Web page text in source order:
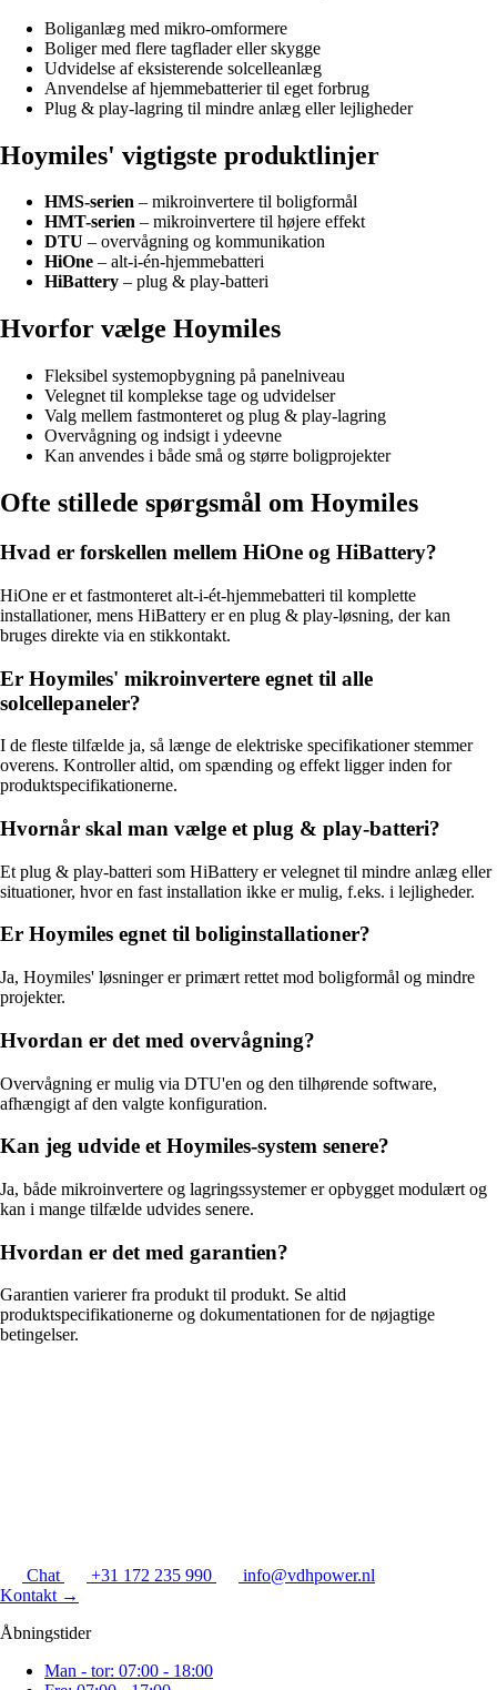
Boliganlæg med mikro-omformere
Boliger med flere tagflader eller skygge
Udvidelse af eksisterende solcelleanlæg
Anvendelse af hjemmebatterier til eget forbrug
Plug & play-lagring til mindre anlæg eller lejligheder
Hoymiles' vigtigste produktlinjer
HMS-serien – mikroinvertere til boligformål
HMT-serien – mikroinvertere til højere effekt
DTU – overvågning og kommunikation
HiOne – alt-i-én-hjemmebatteri
HiBattery – plug & play-batteri
Hvorfor vælge Hoymiles
Fleksibel systemopbygning på panelniveau
Velegnet til komplekse tage og udvidelser
Valg mellem fastmonteret og plug & play-lagring
Overvågning og indsigt i ydeevne
Kan anvendes i både små og større boligprojekter
Ofte stillede spørgsmål om Hoymiles
Hvad er forskellen mellem HiOne og HiBattery?
HiOne er et fastmonteret alt-i-ét-hjemmebatteri til komplette
installationer, mens HiBattery er en plug & play-løsning, der kan
bruges direkte via en stikkontakt.
Er Hoymiles' mikroinvertere egnet til alle
solcellepaneler?
I de fleste tilfælde ja, så længe de elektriske specifikationer stemmer
overens. Kontroller altid, om spænding og effekt ligger inden for
produktspecifikationerne.
Hvornår skal man vælge et plug & play-batteri?
Et plug & play-batteri som HiBattery er velegnet til mindre anlæg eller
situationer, hvor en fast installation ikke er mulig, f.eks. i lejligheder.
Er Hoymiles egnet til boliginstallationer?
Ja, Hoymiles' løsninger er primært rettet mod boligformål og mindre
projekter.
Hvordan er det med overvågning?
Overvågning er mulig via DTU'en og den tilhørende software,
afhængigt af den valgte konfiguration.
Kan jeg udvide et Hoymiles-system senere?
Ja, både mikroinvertere og lagringssystemer er opbygget modulært og
kan i mange tilfælde udvides senere.
Hvordan er det med garantien?
Garantien varierer fra produkt til produkt. Se altid
produktspecifikationerne og dokumentationen for de nøjagtige
betingelser.
Chat +31 172 235 990
info@vdhpower.nl
Kontakt →
Åbningstider
Man - tor: 07:00 - 18:00